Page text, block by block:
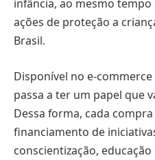
infância, ao mesmo
ações de proteção a
Brasil.
Disponível no e-
passa a ter um papel que
Dessa forma, cada
financiamento de
conscientização,